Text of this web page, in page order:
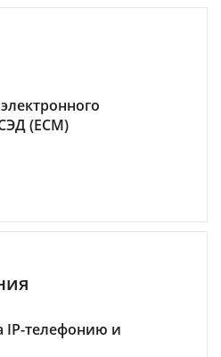
(ECM)
IP-телефонию и